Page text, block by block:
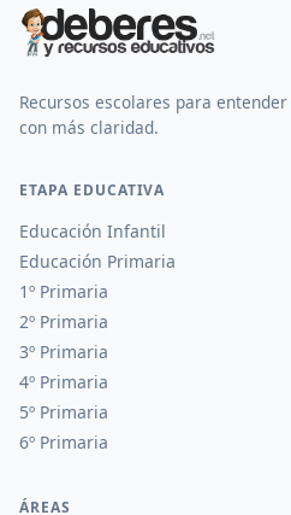
Recursos escolares para
con más claridad.
ETAPA EDUCATIVA
Educación Infantil
Educación Primaria
1º Primaria
2º Primaria
3º Primaria
4º Primaria
5º Primaria
6º Primaria
ÁREAS